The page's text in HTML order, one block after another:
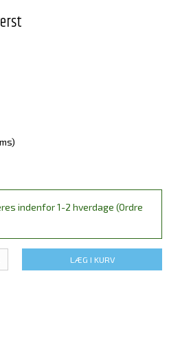
indenfor 1-2 hverdage (Ordre
LÆG I KURV